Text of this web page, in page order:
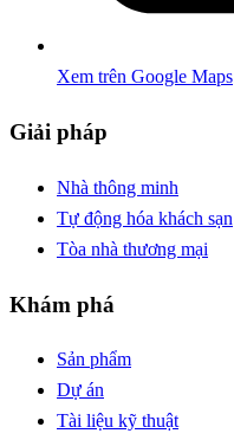
Xem trên Google Maps
Giải pháp
Nhà thông minh
Tự động hóa khách sạn
Tòa nhà thương mại
Khám phá
Sản phẩm
Dự án
Tài liệu kỹ thuật